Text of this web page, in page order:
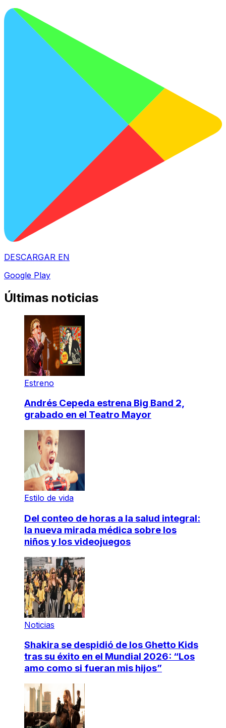
DESCARGAR EN
Google Play
Últimas noticias
Estreno
Andrés Cepeda estrena Big Band 2,
grabado en el Teatro Mayor
Estilo de vida
Del conteo de horas a la salud integral:
la nueva mirada médica sobre los
niños y los videojuegos
Noticias
Shakira se despidió de los Ghetto Kids
tras su éxito en el Mundial 2026: “Los
amo como si fueran mis hijos”